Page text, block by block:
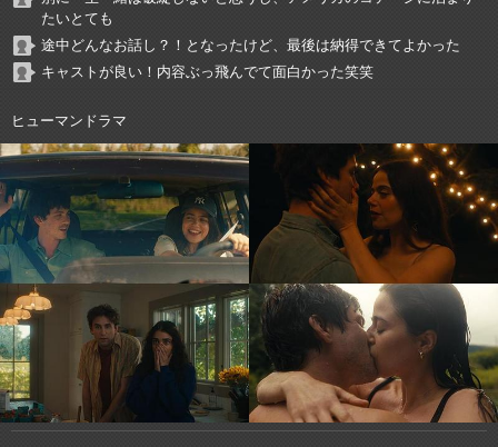
たいとても
途中どんなお話し？！となったけど、最後は納得できてよかった
キャストが良い！内容ぶっ飛んでて面白かった笑笑
ヒューマンドラマ